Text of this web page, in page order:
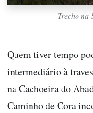
Trecho na
Quem tiver tempo
intermediário à
na Cachoeira do
Caminho de Cora